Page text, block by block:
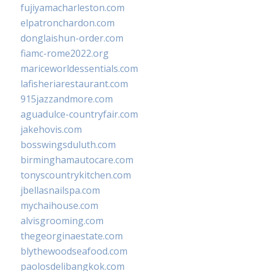
fujiyamacharleston.com
elpatronchardon.com
donglaishun-order.com
fiamc-rome2022.org
mariceworldessentials.com
lafisheriarestaurant.com
915jazzandmore.com
aguadulce-countryfair.com
jakehovis.com
bosswingsduluth.com
birminghamautocare.com
tonyscountrykitchen.com
jbellasnailspa.com
mychaihouse.com
alvisgrooming.com
thegeorginaestate.com
blythewoodseafood.com
paolosdelibangkok.com